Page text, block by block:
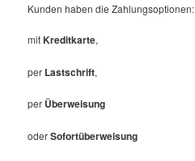
Kunden haben die Zahlungsoptionen:
mitKreditkarte,
per Lastschrift,
per Überweisung
oderSofortüberweisung